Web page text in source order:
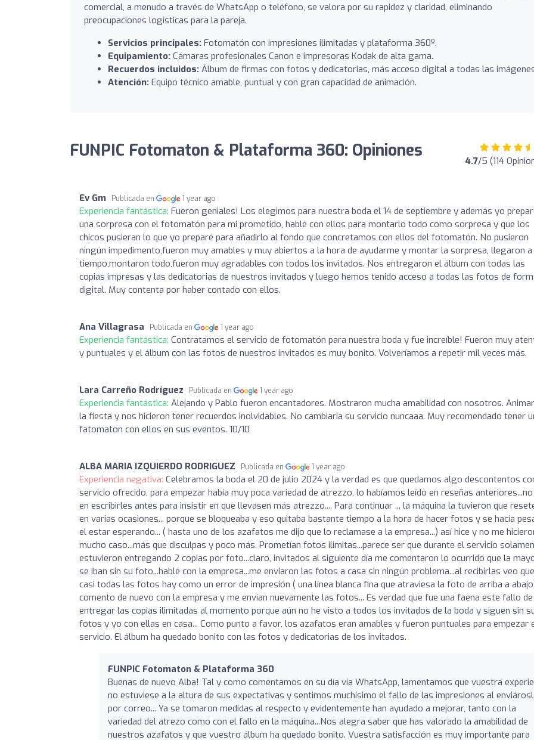
comercial, a menudo a través de WhatsApp o teléfono, se valora por su rapidez y claridad, eliminando
preocupaciones logísticas para la pareja.
Servicios principales: Fotomatón con impresiones ilimitadas y plataforma 360º.
Equipamiento: Cámaras profesionales Canon e impresoras Kodak de alta gama.
Recuerdos incluidos: Álbum de firmas con fotos y dedicatorias, más acceso digital a todas las
Atención: Equipo técnico amable, puntual y con gran capacidad de animación.
FUNPIC Fotomaton & Plataforma 360: Opiniones 4.7/5 (114
Ev Gm Publicada en 1 year ago
Experiencia fantástica: Fueron geniales! Los elegimos para nuestra boda el 14 de septiembre y además yo
una sorpresa con el fotomatón para mi prometido, hablé con ellos para montarlo todo como sorpresa y que los
chicos pusieran lo que yo preparé para añadirlo al fondo que concretamos con ellos del fotomatón. No pusieron
ningún impedimento,fueron muy amables y muy abiertos a la hora de ayudarme y montar la sorpresa, llegaron a
tiempo,montaron todo,fueron muy agradables con todos los invitados. Nos entregaron el álbum con todas las
copias impresas y las dedicatorias de nuestros invitados y luego hemos tenido acceso a todas las fotos de
digital. Muy contenta por haber contado con ellos.
Ana Villagrasa Publicada en 1 year ago
Experiencia fantástica: Contratamos el servicio de fotomatón para nuestra boda y fue increíble! Fueron muy
y puntuales y el álbum con las fotos de nuestros invitados es muy bonito. Volveríamos a repetir mil veces más.
Lara Carreño Rodríguez Publicada en 1 year ago
Experiencia fantástica: Alejando y Pablo fueron encantadores. Mostraron mucha amabilidad con nosotros.
la fiesta y nos hicieron tener recuerdos inolvidables. No cambiaria su servicio nuncaaa. Muy recomendado tener
fatomaton con ellos en sus eventos. 10/10
ALBA MARIA IZQUIERDO RODRIGUEZ Publicada en 1 year ago
Experiencia negativa: Celebramos la boda el 20 de julio 2024 y la verdad es que quedamos algo descontentos
servicio ofrecido, para empezar había muy poca variedad de atrezzo, lo habíamos leído en reseñas
en escribirles antes para insistir en que llevasen más atrezzo.... Para continuar ... la máquina la tuvieron que
en varias ocasiones... porque se bloqueaba y eso quitaba bastante tiempo a la hora de hacer fotos y se hacía
el estar esperando... ( hasta uno de los azafatos me dijo que lo reclamase a la empresa...) así hice y no me
mucho caso...más que disculpas y poco más. Prometían fotos ilimitas...parece ser que durante el servicio
estuvieron entregando 2 copias por foto...claro, invitados al siguiente día me comentaron lo ocurrido que la
se iban sin su foto...hablé con la empresa...me enviaron las fotos a casa sin ningún problema...al recibirlas veo
casi todas las fotos hay como un error de impresión ( una línea blanca fina que atraviesa la foto de arriba a
comento de nuevo con la empresa y me envían nuevamente las fotos... Es verdad que fue una faena este fallo
entregar las copias ilimitadas al momento porque aún no he visto a todos los invitados de la boda y siguen sin
fotos y yo con ellas en casa... Como punto a favor, los azafatos eran amables y fueron puntuales para empezar
servicio. El álbum ha quedado bonito con las fotos y dedicatorias de los invitados.
FUNPIC Fotomaton & Plataforma 360
Buenas de nuevo Alba! Tal y como comentamos en su día vía WhatsApp, lamentamos que vuestra
no estuviese a la altura de sus expectativas y sentimos muchísimo el fallo de las impresiones al
por correo... Ya se tomaron medidas al respecto y evidentemente han ayudado a mejorar, tanto con la
variedad del atrezo como con el fallo en la máquina...Nos alegra saber que has valorado la amabilidad de
nuestros azafatos y que vuestro álbum ha quedado bonito. Vuestra satisfacción es muy importante para